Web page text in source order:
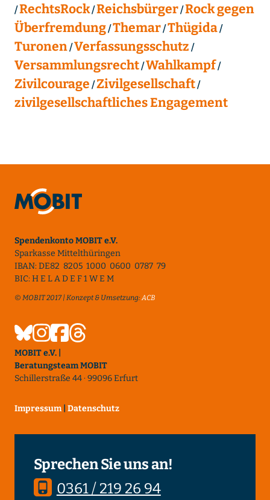
RechtsRock Reichsbürger Rock gegen
Überfremdung Themar Thügida
Turonen Verfassungsschutz
Versammlungsrecht Wahlkampf
Zivilcourage Zivilgesellschaft
zivilgesellschaftliches Engagement
Spendenkonto MOBIT e.V.
Sparkasse Mittelthüringen
IBAN: DE82 8205 1000 0600 0787 79
BIC: H E L A D E F 1 W E M
© MOBIT 2017 | Konzept & Umsetzung:ACB
MOBIT e.V. |
Beratungsteam MOBIT
Schillerstraße 44 · 99096 Erfurt
Impressum Datenschutz
Sprechen Sie uns an!
0361 / 219 26 94